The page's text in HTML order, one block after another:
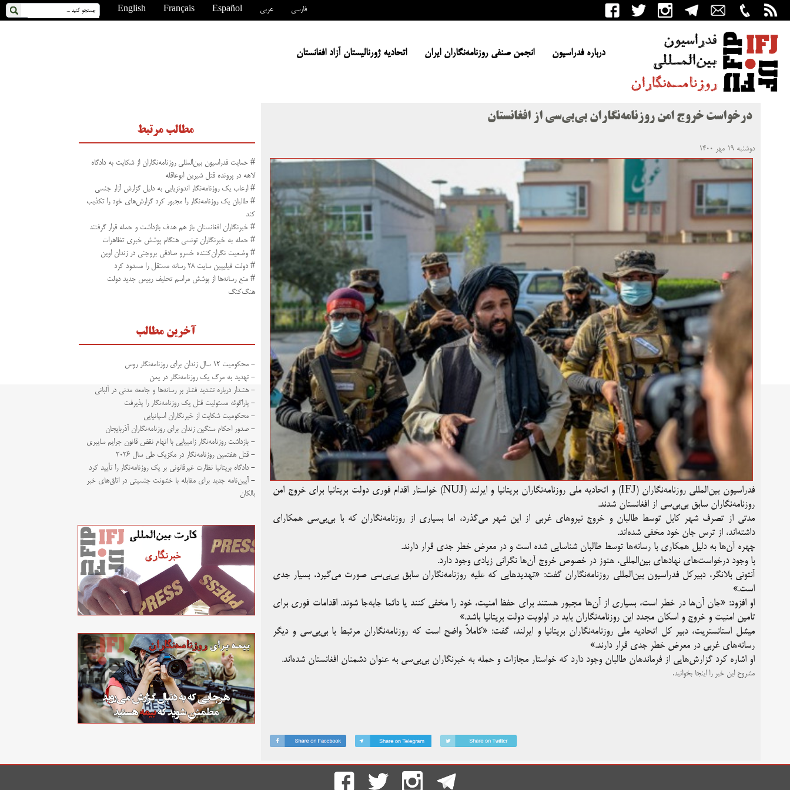
English Français Español عربی فارسی
درباره فدراسیون انجمن صنفی روزنامه‌نگاران ایران اتحادیه ژورنالیستان آزاد افغانستان
درخواست خروج امن روزنامه‌نگاران بی‌بی‌سی از افغانستان
دوشنبه ۱۹ مهر ۱۴۰۰
فدراسیون بین‌المللی روزنامه‌نگاران (IFJ) و اتحادیه ملی روزنامه‌نگاران بریتانیا و ایرلند (NUJ) خواستار اقدام فوری دولت بریتانیا برای خروج امن
روزنامه‌نگاران سابق بی‌بی‌سی از افغانستان شدند.
مدتی از تصرف شهر کابل توسط طالبان و خروج نیروهای غربی از این شهر می‌گذرد، اما بسیاری از روزنامه‌نگاران که با بی‌بی‌سی همکارای
داشته‌اند، از ترس جان خود مخفی شده‌اند.
چهره آن‌ها به دلیل همکاری با رسانه‌ها توسط طالبان شناسایی شده است و در معرض خطر جدی قرار دارند.
با وجود درخواست‌های نهاد‌های بین‌المللی، هنوز در خصوص خروج آن‌ها نگرانی زیادی وجود دارد.
آنتونی بلانگر، دبیرکل فدراسیون بین‌المللی روزنامه‌نگاران گفت: «تهدیدهایی که علیه روزنامه‌نگاران سابق بی‌بی‌سی صورت می‌گیرد، بسیار جدی
است.»
او افزود: «جان آن‌ها در خطر است، بسیاری از آن‌ها مجبور هستند برای حفظ امنیت، خود را مخفی کنند یا دائما جابه‌جا شوند. اقدامات فوری برای
تامین امنیت و خروج و اسکان مجدد این روزنامه‌نگاران باید در اولویت دولت بریتانیا باشد.»
میشل استانستریت، دبیر کل اتحادیه ملی روزنامه‌نگاران بریتانیا و ایرلند، گفت: «کاملاً واضح است که روزنامه‌نگاران مرتبط با بی‌بی‌سی و دیگر
رسانه‌های غربی در معرض خطر جدی قرار دارند.»
او اشاره کرد گزارش‌هایی از فرماندهان طالبان وجود دارد که خواستار مجازات و حمله به خبرنگاران بی‌بی‌سی به عنوان دشمنان افغانستان شده‌اند.
مشروح این خبر را اینجا بخوانید.
مطالب مرتبط
# حمایت فدراسیون بین‌المللی روزنامه‌نگاران از شکایت به دادگاه
لاهه در پرونده قتل شیرین ابوعاقله
# ارعاب یک روزنامه‌نگار اندونزیایی به دلیل گزارش آزار جنسی
# طالبان یک روزنامه‌نگار را مجبور کرد گزارش‌های‌ خود را تکذیب
کند
# خبرنگاران افغانستان باز هم هدف بازداشت و حمله قرار گرفتند
# حمله به خبرنگاران تونسی هنگام پوشش خبری تظاهرات
# وضعیت نگران‌کننده خسرو صادقی بروجنی در زندان اوین
# دولت فیلیپین سایت ۲۸ رسانه‌‌ مستقل را مسدود کرد
# منع رسانه‌ها از پوشش مراسم تحلیف رییس جدید دولت
هنگ‌کنگ
آخرین مطالب
- محکومیت ۱۲ سال زندان برای روزنامه‌نگار روس
- تهدید به مرگ یک روزنامه‌نگار در یمن
- هشدار درباره تشدید فشار بر رسانه‌ها و جامعه مدنی در آلبانی
- پاراگوئه مسئولیت قتل یک روزنامه‌نگار را پذیرفت
- محکومیت شکایت از خبرنگاران اسپانیایی
- صدور احکام سنگین زندان برای روزنامه‌نگاران آذربایجان
- بازداشت روزنامه‌نگار زامبیایی با اتهام نقض قانون جرایم سایبری
- قتل هفتمین روزنامه‌نگار در مکزیک طی سال ۲۰۲۶
- دادگاه بریتانیا نظارت غیرقانونی بر یک روزنامه‌نگار را تأیید کرد
- آیین‌نامه جدید برای مقابله با خشونت جنسیتی در اتاق‌های خبر
بالکان